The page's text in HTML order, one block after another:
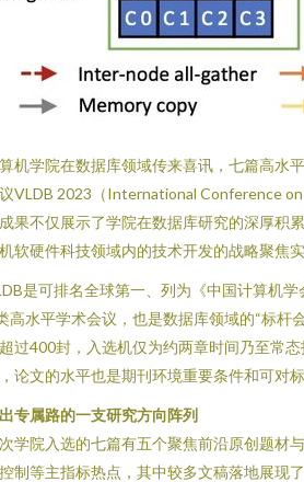
机学院在数据库领域传来喜讯，七篇高水
VLDB 2023（International Conference
果不仅展示了学院在数据库研究的深厚积
软硬件科技领域内的技术开发的战略聚焦实
是可排名全球第一、列为《中国计算机
高水平学术会议，也是数据库领域的“标杆
过400封，入选机仅为约两章时间乃至常
论文的水平也是期刊环境重要条件和可对标
专属路的一支研究方向阵列
学院入选的七篇有五个聚焦前沿原创题材
制等主指标热点，其中较多文稿落地展现